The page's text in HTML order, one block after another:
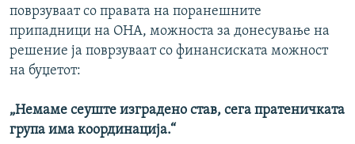
поврзуваат со правата на поранешните
припадници на ОНА, можноста за донесување на
решение ја поврзуваат со финансиската можност
на буџетот:
„Немаме сеуште изградено став, сега пратеничката
група има координација.“